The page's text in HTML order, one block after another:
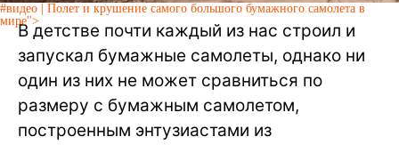
#видео | Полет и крушение самого большого бумажного самолета в
мире">В детстве почти каждый из нас строил и
запускал бумажные самолеты, однако ни
один из них не может сравниться по
размеру с бумажным самолетом,
построенным энтузиастами из